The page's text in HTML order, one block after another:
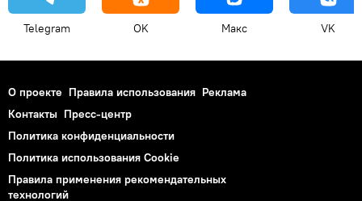
Telegram OK Макс VK
О проекте Правила использования Реклама
Контакты Пресс-центр
Политика конфиденциальности
Политика использования Cookie
Правила применения рекомендательных
технологий